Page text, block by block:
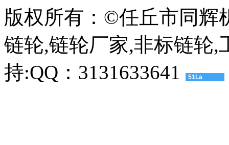
版权所有：©任丘市同辉
链轮,链轮厂家,非标链轮,
持:QQ：3131633641
51La